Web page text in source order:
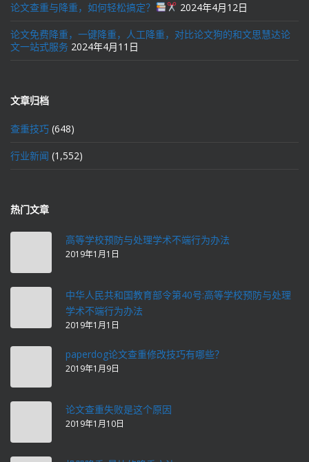
论文查重与降重，如何轻松搞定？ 2024年4月12日
论文免费降重，一键降重，人工降重，对比论文狗的和文思慧达论
文一站式服务 2024年4月11日
文章归档
查重技巧 (648)
行业新闻 (1,552)
热门文章
高等学校预防与处理学术不端行为办法
2019年1月1日
中华人民共和国教育部令第40号:高等学校预防与处理
学术不端行为办法
2019年1月1日
paperdog论文查重修改技巧有哪些？
2019年1月9日
论文查重失败是这个原因
2019年1月10日